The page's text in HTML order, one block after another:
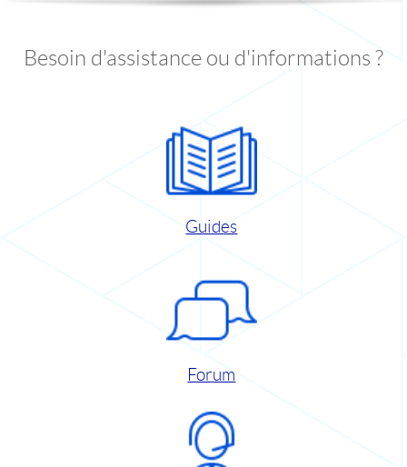
Besoin d'assistance ou d'informations ?
Guides
Forum